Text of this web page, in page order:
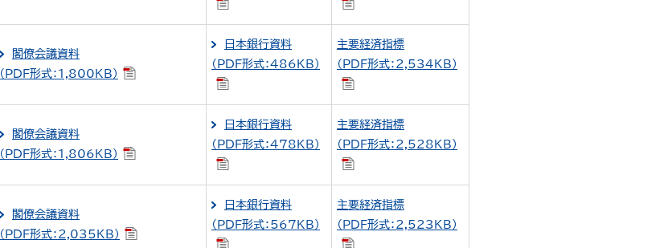
閣僚会議資料
（PDF形式：1,800KB）
日本銀行資料
（PDF形式：486KB）
主要経済指標
（PDF形式：2,534KB）
閣僚会議資料
（PDF形式：1,806KB）
日本銀行資料
（PDF形式：478KB）
主要経済指標
（PDF形式：2,528KB）
閣僚会議資料
（PDF形式：2,035KB）
日本銀行資料
（PDF形式：567KB）
主要経済指標
（PDF形式：2,523KB）